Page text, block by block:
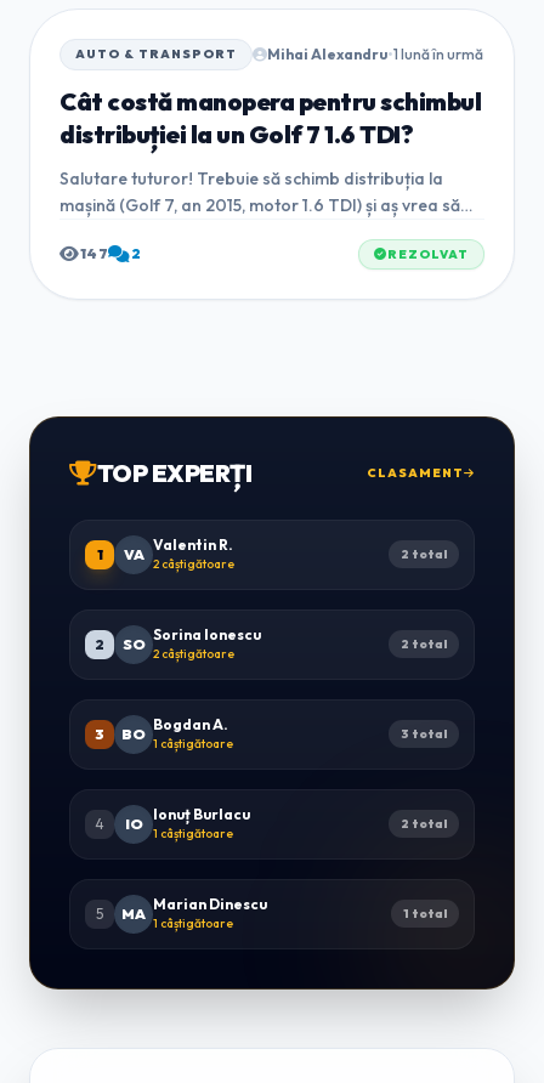
AUTO & TRANSPORT Mihai Alexandru•1 lună în urmă
Cât costă manopera pentru schimbul
distribuției la un Golf 7 1.6 TDI?
Salutare tuturor! Trebuie să schimb distribuția la
mașină (Golf 7, an 2015, motor 1.6 TDI) și aș vrea să
service-uri autorizate în...
147 2 REZOLVAT
TOP EXPERȚI CLASAMENT
1 VA Valentin R.
2 câștigătoare
2 total
2 SO Sorina Ionescu
2 câștigătoare
2 total
3 BO Bogdan A.
1 câștigătoare
3 total
4 IO Ionuț Burlacu
1 câștigătoare
2 total
5 MA Marian Dinescu
1 câștigătoare
1 total